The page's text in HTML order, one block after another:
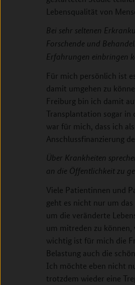
Lebensqualität von
Bei sehr seltenen
Forschende und
Erfahrungen einbringen
Für mich persönlich ist
damit umgehen zu
Freiburg bin ich damit
Transplantation sogar in
war für mich, dass ich
Anschlussfinanzierung
Über Krankheiten
an die Öffentlichkeit zu
Viele Patientinnen und
geht es nicht nur um
um die veränderte
um mitreden zu können,
wichtig ist für mich die
Belastung auch die
Ich möchte eben nicht
trotzdem wieder eine